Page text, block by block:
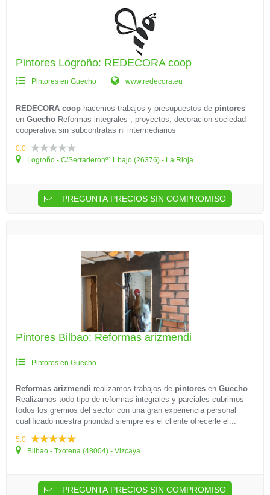
Pintores Logroño: REDECORA coop
Pintores en Guecho www.redecora.eu
REDECORA coop hacemos trabajos y presupuestos de pintores
en Guecho Reformas integrales , proyectos, decoracion sociedad
cooperativa sin subcontratas ni intermediarios
0.0
Logroño - C/Serraderonº11 bajo (26376) - La Rioja
PREGUNTA PRECIOS SIN COMPROMISO
Pintores Bilbao: Reformas arizmendi
Pintores en Guecho
Reformas arizmendi realizamos trabajos de pintores en Guecho
Realizamos todo tipo de reformas integrales y parciales cubrimos
todos los gremios del sector con una gran experiencia personal
cualificado nuestra prioridad siempre es el cliente ofrecerle el...
5.0
Bilbao - Txotena (48004) - Vizcaya
PREGUNTA PRECIOS SIN COMPROMISO